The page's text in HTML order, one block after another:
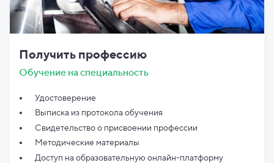
Получить профессию
Обучение на специальность
Удостоверение
Выписка из протокола обучения
Свидетельство о присвоении профессии
Методические материалы
Доступ на образовательную онлайн-платформу